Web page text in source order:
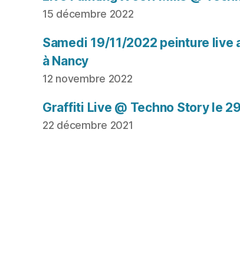
15 décembre 2022
Samedi 19/11/2022 peinture live
à Nancy
12 novembre 2022
Graffiti Live @ Techno Story le
22 décembre 2021